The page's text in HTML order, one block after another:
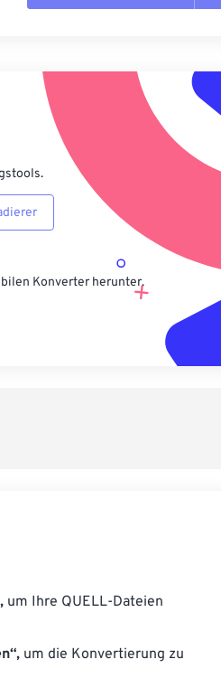
Aus Vorgabe anwenden
Als Vorgabe speichern
Konverter herunter.
um Ihre QUELL-Dateien
um die Konvertierung zu